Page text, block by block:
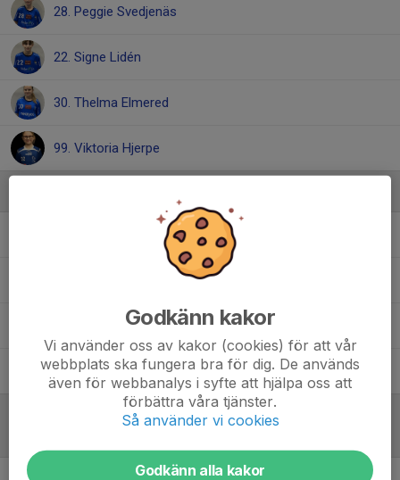
28. Peggie Svedjenäs
22. Signe Lidén
30. Thelma Elmered
99. Viktoria Hjerpe
Tränare
Tränare
Simon HoflingTränare
Svante Hofling Tränare
Godkänn kakor
Vi använder oss av kakor (cookies) för att vår
webbplats ska fungera bra för dig. De används
även för webbanalys i syfte att hjälpa oss att
förbättra våra tjänster.
Så använder vi cookies
Godkänn alla kakor